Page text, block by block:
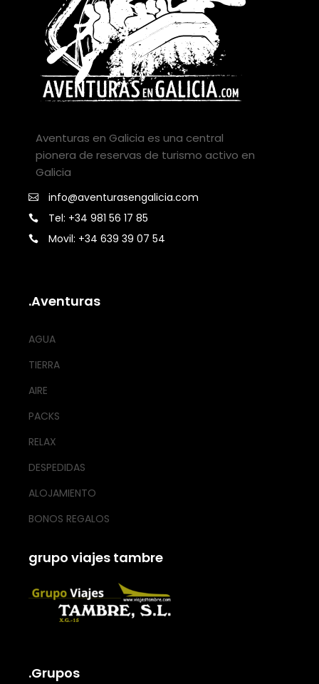
Aventuras en Galicia es una central
pionera de reservas de turismo activo en
Galicia
info@aventurasengalicia.com
Tel: +34 981 56 17 85
Movil: +34 639 39 07 54
.Aventuras
AGUA
TIERRA
AIRE
PACKS
RELAX
DESPEDIDAS
ALOJAMIENTO
BONOS REGALOS
grupo viajes tambre
.Grupos